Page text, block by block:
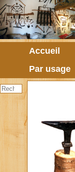
Accueil
Par usage